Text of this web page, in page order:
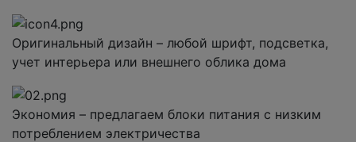
Оригинальный дизайн – любой шрифт, подсветка,
учет интерьера или внешнего облика дома
Экономия – предлагаем блоки питания с низким
потреблением электричества